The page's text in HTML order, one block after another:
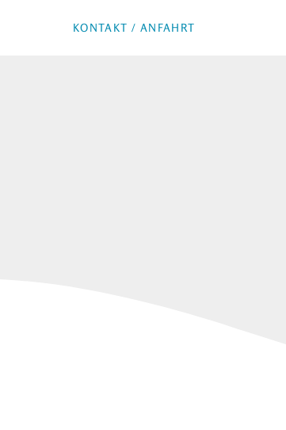
KONTAKT / ANFAHRT